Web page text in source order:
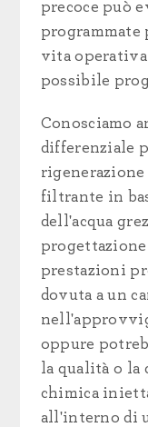
precoce può
programmate
vita operativa
possibile
Conosciamo
differenziale
filtrante in
dell'acqua
prestazioni
dovuta a un
oppure
la qualità o la
chimica
all'interno di